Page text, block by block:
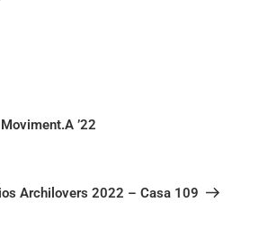
’22
Archilovers 2022 – Casa 109